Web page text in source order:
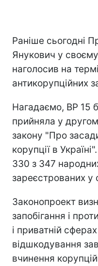
Раніше сьогодні
Янукович у
наголосив на
антикорупційних
Нагадаємо, ВР 15
прийняла у
закону "Про
корупції в
330 з 347
зареєстрованих у
Законопроект
запобігання і
і приватній
відшкодування
вчинення